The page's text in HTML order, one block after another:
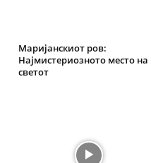
Маријанскиот ров:
Најмистериозното место на
светот